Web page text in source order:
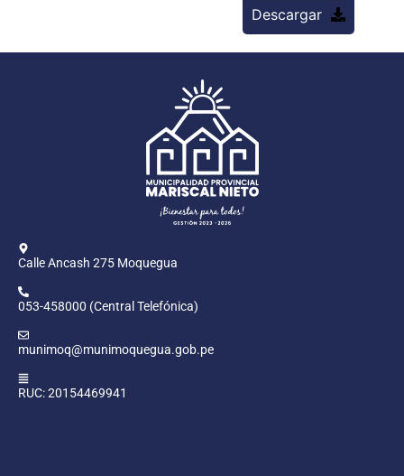
Descargar
Calle Ancash 275 Moquegua
053-458000 (Central Telefónica)
munimoq@munimoquegua.gob.pe
RUC: 20154469941